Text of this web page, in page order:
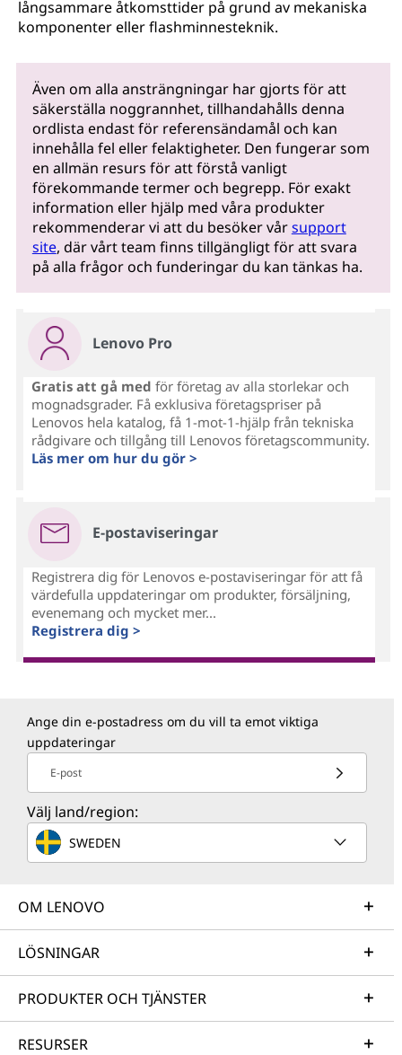
långsammare åtkomsttider på grund av mekaniska
komponenter eller flashminnesteknik.
Även om alla ansträngningar har gjorts för att
säkerställa noggrannhet, tillhandahålls denna
ordlista endast för referensändamål och kan
innehålla fel eller felaktigheter. Den fungerar som
en allmän resurs för att förstå vanligt
förekommande termer och begrepp. För exakt
information eller hjälp med våra produkter
rekommenderar vi att du besöker vårsupport
site, där vårt team finns tillgängligt för att svara
på alla frågor och funderingar du kan tänkas ha.
Lenovo Pro
Gratis att gå med för företag av alla storlekar och
mognadsgrader. Få exklusiva företagspriser på
Lenovos hela katalog, få 1-mot-1-hjälp från tekniska
rådgivare och tillgång till Lenovos företagscommunity.
Läs mer om hur du gör >
E-postaviseringar
Registrera dig för Lenovos e-postaviseringar för att få
värdefulla uppdateringar om produkter, försäljning,
evenemang och mycket mer...
Registrera dig >
Ange din e-postadress om du vill ta emot viktiga
uppdateringar
E-post
Välj land/region:
SWEDEN
OM LENOVO
LÖSNINGAR
PRODUKTER OCH TJÄNSTER
RESURSER